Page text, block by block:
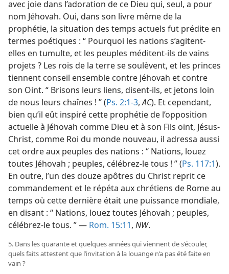
avec joie dans l’adoration de ce Dieu qui, seul, a pour
nom Jéhovah. Oui, dans son livre même de la
prophétie, la situation des temps actuels fut prédite en
termes poétiques : “ Pourquoi les nations s’agitent-​
elles en tumulte, et les peuples méditent-​ils de vains
projets ? Les rois de la terre se soulèvent, et les princes
tiennent conseil ensemble contre Jéhovah et contre
son Oint. “ Brisons leurs liens, disent-​ils, et jetons loin
de nous leurs chaînes ! ” (Ps. 2:1-3,AC). Et cependant,
bien qu’il eût inspiré cette prophétie de l’opposition
actuelle à Jéhovah comme Dieu et à son Fils oint, Jésus-
Christ, comme Roi du monde nouveau, il adressa aussi
cet ordre aux peuples des nations : “ Nations, louez
toutes Jéhovah ; peuples, célébrez-​le tous ! ” (Ps. 117:1).
En outre, l’un des douze apôtres du Christ reprit ce
commandement et le répéta aux chrétiens de Rome au
temps où cette dernière était une puissance mondiale,
en disant : “ Nations, louez toutes Jéhovah ; peuples,
célébrez-​le tous. ” — Rom. 15:11, NW.
5. Dans les quarante et quelques années qui viennent de s’écouler,
quels faits attestent que l’invitation à la louange n’a pas été faite en
vain ?